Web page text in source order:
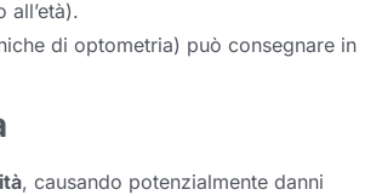
di optometria) può consegnare in
, causando potenzialmente danni